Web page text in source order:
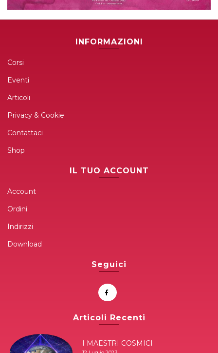
INFORMAZIONI
Corsi
Eventi
Articoli
Privacy & Cookie
Contattaci
Shop
IL TUO ACCOUNT
Account
Ordini
Indirizzi
Download
Seguici
Articoli Recenti
I MAESTRI COSMICI